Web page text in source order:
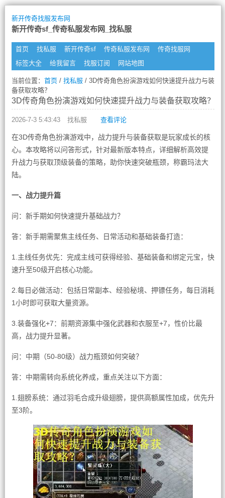
新开传奇找服发布网
新开传奇sf_传奇私服发布网_找私服
首页 找私服 新开传奇sf 传奇私服发布网
传奇找服网
标签大全
给我留言 找服订阅 网站地图
当前位置： 首页/ 找私服 / 3D传奇角色扮演游戏如何快速提升战力与装
备获取攻略？
3D传奇角色扮演游戏如何快速提升战力与装备获取攻略？
2026-7-3 5:43:43 找私服 查看评论
在3D传奇角色扮演游戏中，战力提升与装备获取是玩家成长的核
心。本攻略将以问答形式，针对最新版本特点，详细解析高效提
升战力与获取顶级装备的策略，助你快速突破瓶颈，称霸玛法大
陆。
一、战力提升篇
问：新手期如何快速提升基础战力？
答：新手期需聚焦主线任务、日常活动和基础装备打造：
1.主线任务优先：完成主线可获得经验、基础装备和绑定元宝，快
速升至50级开启核心功能。
2.每日必做活动：包括日常副本、经验秘境、押镖任务，每日消耗
1小时即可获取大量资源。
3.装备强化+7：前期资源集中强化武器和衣服至+7，性价比最
高，战力提升显著。
问：中期（50-80级）战力瓶颈如何突破？
答：中期需转向系统化养成，重点关注以下方面：
1.翅膀系统：通过羽毛合成升级翅膀，提供高额属性加成，优先升
至3阶。